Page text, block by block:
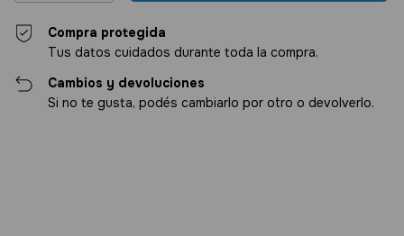
Compra protegida
Tus datos cuidados durante toda la compra.
Cambios y devoluciones
Si no te gusta, podés cambiarlo por otro o devolverlo.